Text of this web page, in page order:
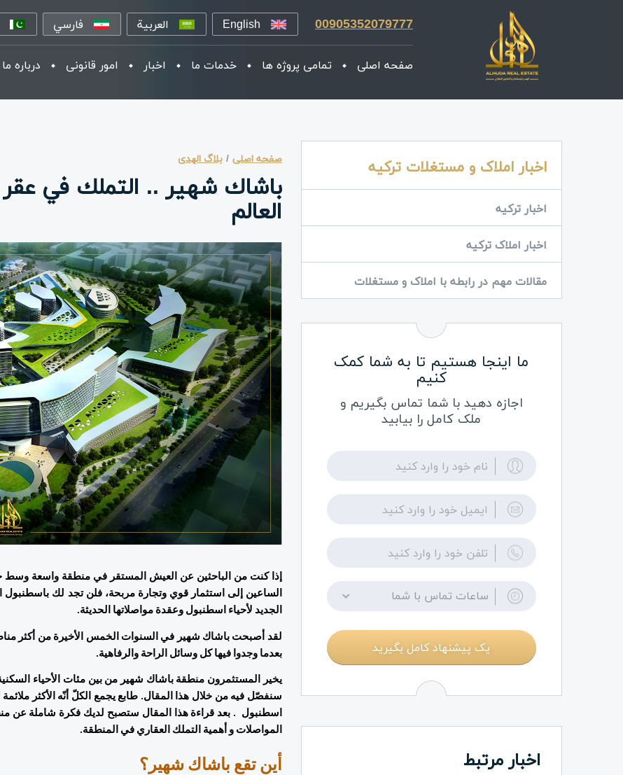
00905352079777
English العربية فارسي
صفحه اصلی تمامی پروژه ها خدمات ما اخبار امور قانونی درباره ما
اخبار املاک و مستغلات ترکیه
اخبار ترکیه
اخبار املاک ترکیه
مقالات مهم در رابطه با املاک و مستغلات
ما اینجا هستیم تا به شما کمک
کنیم
اجازه دهید با شما تماس بگیریم و
ملک کامل را بیابید
ساعات تماس با شما
یک پیشنهاد کامل بگیرید
اخبار مرتبط
صفحه اصلی بلاگ الهدی
باشاك شهير .. التملك في عقر
العالم
الجديد لأحياء اسطنبول وعقدة مواصلاتها الحديثة.
بعدما وجدوا فيها كل وسائل الراحة والرفاهية.
المواصلات و أهمية التملك العقاري في المنطقة.
أين تقع باشاك شهير؟